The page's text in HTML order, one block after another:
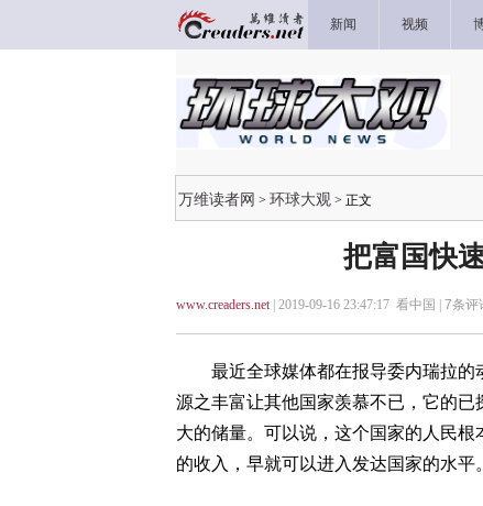
新闻 视频
万维读者网 > 环球大观 > 正文
把富国快
www.creaders.net| 2019-09-16 23:47:17 看中国 | 7条评
最近全球媒体都在报导委内瑞拉的
源之丰富让其他国家羡慕不已，它的
大的储量。可以说，这个国家的人民
的收入，早就可以进入发达国家的水平。